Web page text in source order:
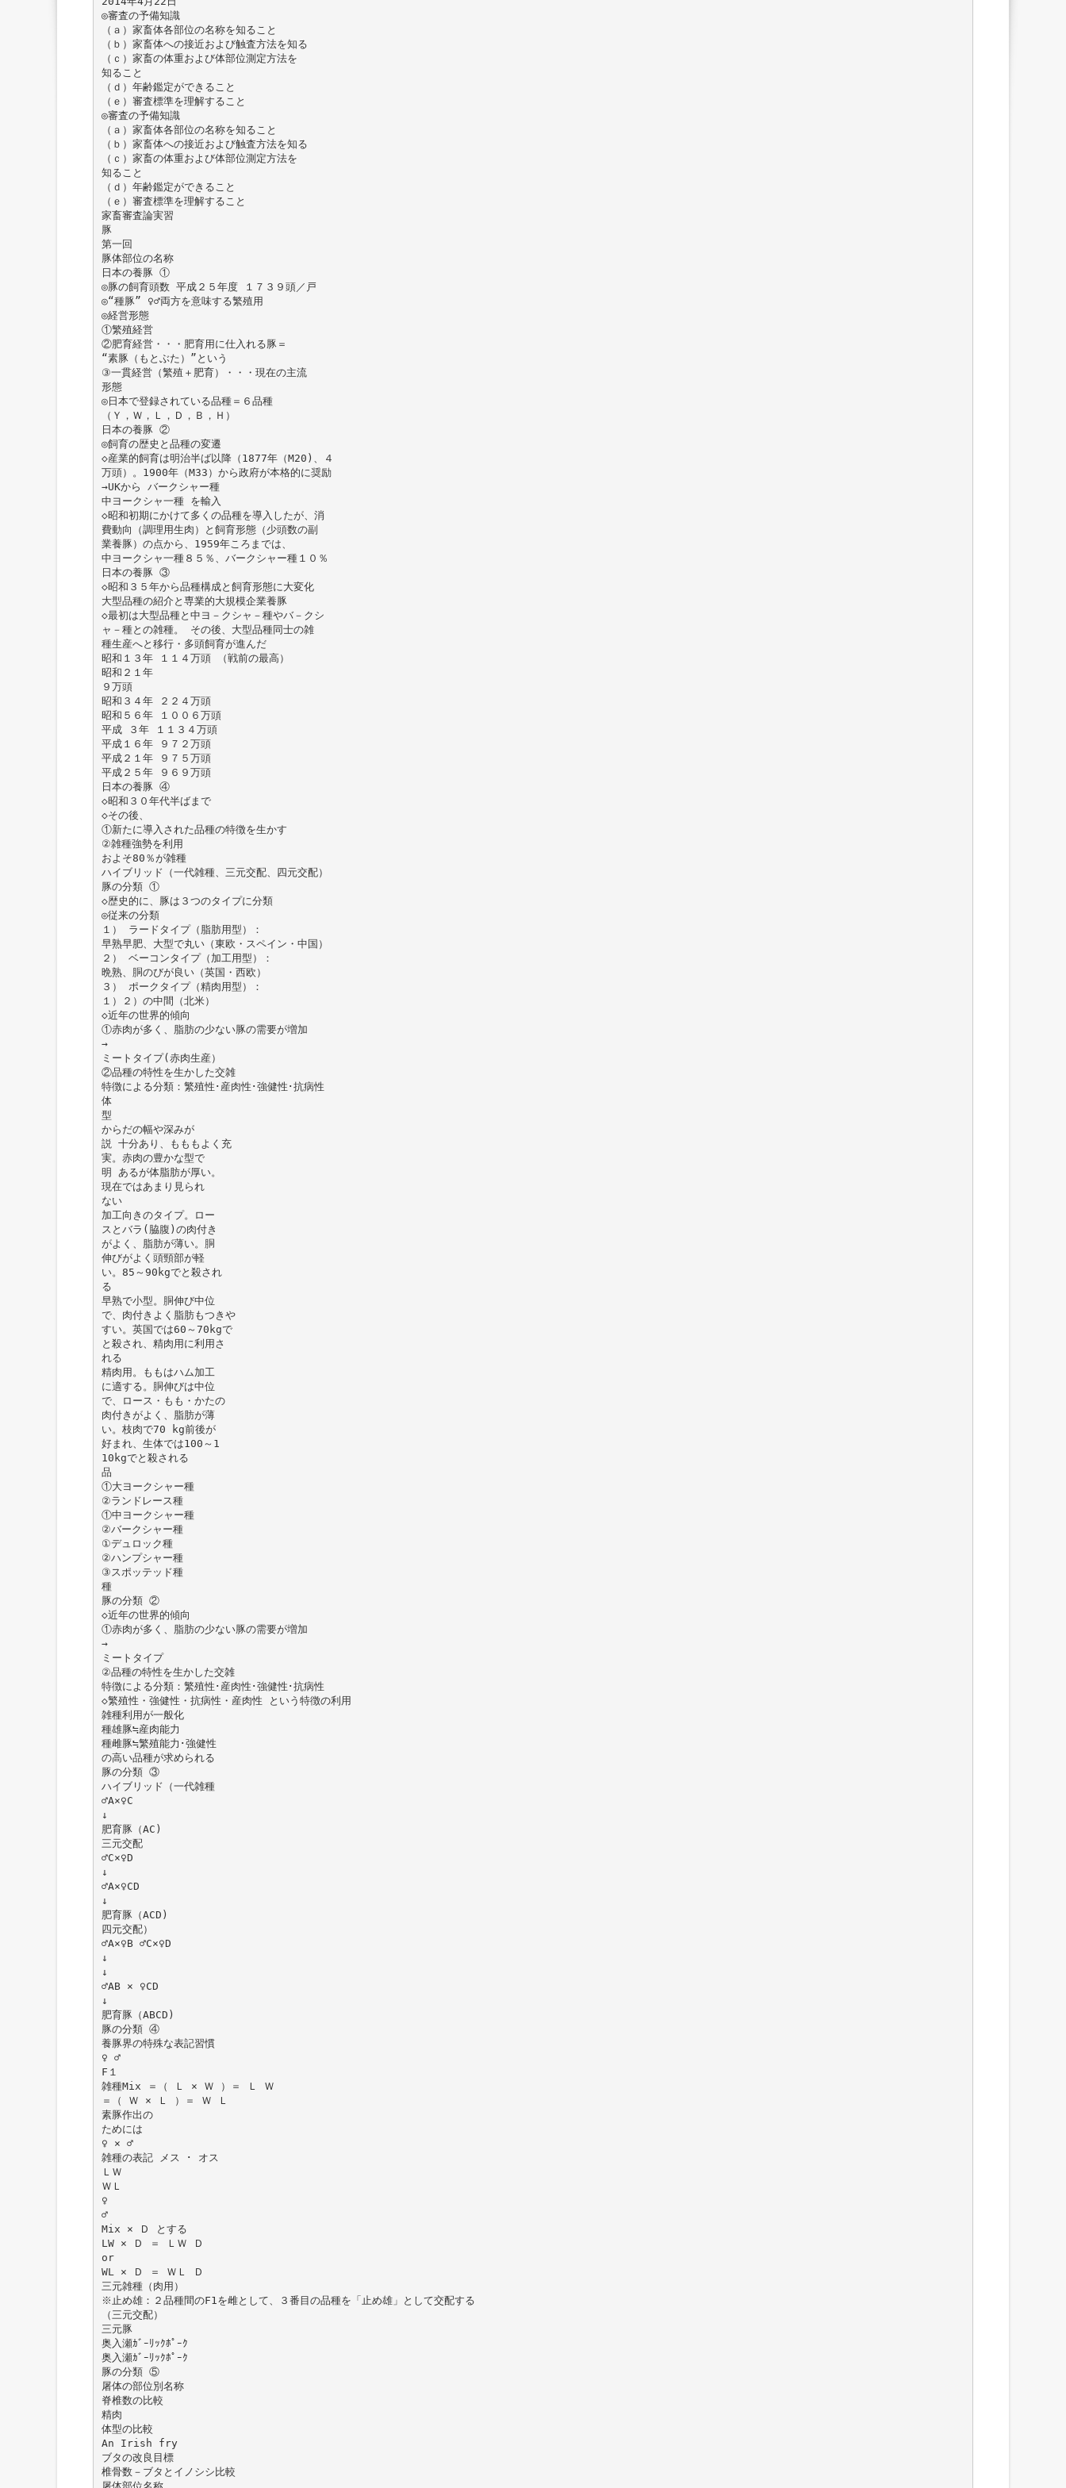
◎審査の予備知識
（ａ）家畜体各部位の名称を知ること
（ｂ）家畜体への接近および触査方法を知る
（ｃ）家畜の体重および体部位測定方法を
知ること
（ｄ）年齢鑑定ができること
（ｅ）審査標準を理解すること
◎審査の予備知識
（ａ）家畜体各部位の名称を知ること
（ｂ）家畜体への接近および触査方法を知る
（ｃ）家畜の体重および体部位測定方法を
知ること
（ｄ）年齢鑑定ができること
（ｅ）審査標準を理解すること
家畜審査論実習
豚
第一回
豚体部位の名称
日本の養豚 ①
◎豚の飼育頭数 平成２５年度 １７３９頭／戸
◎“種豚” ♀♂両方を意味する繁殖用
◎経営形態
①繁殖経営
②肥育経営・・・肥育用に仕入れる豚＝
“素豚（もとぶた）”という
③一貫経営（繁殖＋肥育）・・・現在の主流
形態
◎日本で登録されている品種＝６品種
（Ｙ，Ｗ，Ｌ，Ｄ，Ｂ，Ｈ）
日本の養豚 ②
◎飼育の歴史と品種の変遷
◇産業的飼育は明治半ば以降（1877年（M20)、４
万頭）。1900年（M33）から政府が本格的に奨励
→UKから バークシャー種
中ヨークシャ一種 を輸入
◇昭和初期にかけて多くの品種を導入したが、消
費動向（調理用生肉）と飼育形態（少頭数の副
業養豚）の点から、1959年ころまでは、
中ヨークシャ一種８５％、バークシャー種１０％
日本の養豚 ③
◇昭和３５年から品種構成と飼育形態に大変化
大型品種の紹介と専業的大規模企業養豚
◇最初は大型品種と中ヨ－クシャ－種やバ－クシ
ャ－種との雑種。 その後、大型品種同士の雑
種生産へと移行・多頭飼育が進んだ
昭和１３年 １１４万頭 （戦前の最高）
昭和２１年
９万頭
昭和３４年 ２２４万頭
昭和５６年 １００６万頭
平成 ３年 １１３４万頭
平成１６年 ９７２万頭
平成２１年 ９７５万頭
平成２５年 ９６９万頭
日本の養豚 ④
◇昭和３０年代半ばまで
◇その後、
①新たに導入された品種の特徴を生かす
②雑種強勢を利用
およそ80％が雑種
ハイブリッド（一代雑種、三元交配、四元交配）
豚の分類 ①
◇歴史的に、豚は３つのタイプに分類
◎従来の分類
１） ラードタイプ（脂肪用型）：
早熟早肥、大型で丸い（東欧・スペイン・中国）
２） ベーコンタイプ（加工用型）：
晩熟、胴のびが良い（英国・西欧）
３） ポークタイプ（精肉用型）：
１）２）の中間（北米）
◇近年の世界的傾向
①赤肉が多く、脂肪の少ない豚の需要が増加
→
ミートタイプ(赤肉生産）
②品種の特性を生かした交雑
特徴による分類：繁殖性･産肉性･強健性･抗病性
体
型
からだの幅や深みが
説 十分あり、もももよく充
実。赤肉の豊かな型で
明 あるが体脂肪が厚い。
現在ではあまり見られ
ない
加工向きのタイプ。ロー
スとバラ(脇腹)の肉付き
がよく、脂肪が薄い。胴
伸びがよく頭頸部が軽
い。85～90kgでと殺され
る
早熟で小型。胴伸び中位
で、肉付きよく脂肪もつきや
すい。英国では60～70kgで
と殺され、精肉用に利用さ
れる
精肉用。ももはハム加工
に適する。胴伸びは中位
で、ロース・もも・かたの
肉付きがよく、脂肪が薄
い。枝肉で70 kg前後が
好まれ、生体では100～1
10kgでと殺される
品
①大ヨークシャー種
②ランドレース種
①中ヨークシャー種
②バークシャー種
①デュロック種
②ハンプシャー種
③スポッテッド種
種
豚の分類 ②
◇近年の世界的傾向
①赤肉が多く、脂肪の少ない豚の需要が増加
→
ミートタイプ
②品種の特性を生かした交雑
特徴による分類：繁殖性･産肉性･強健性･抗病性
◇繁殖性・強健性・抗病性・産肉性 という特徴の利用
雑種利用が一般化
種雄豚≒産肉能力
種雌豚≒繁殖能力･強健性
の高い品種が求められる
豚の分類 ③
ハイブリッド（一代雑種
♂A×♀C
↓
肥育豚（AC)
三元交配
♂C×♀D
↓
♂A×♀CD
↓
肥育豚（ACD)
四元交配）
♂A×♀B ♂C×♀D
↓
↓
♂AB × ♀CD
↓
肥育豚（ABCD)
豚の分類 ④
養豚界の特殊な表記習慣
♀ ♂
F１
雑種Mix ＝（ Ｌ × Ｗ ）＝ Ｌ Ｗ
＝（ Ｗ × Ｌ ）＝ Ｗ Ｌ
素豚作出の
ためには
♀ × ♂
雑種の表記 メス ･ オス
ＬＷ
ＷＬ
♀
♂
Mix × Ｄ とする
LW × Ｄ ＝ ＬＷ Ｄ
or
WL × Ｄ ＝ ＷＬ Ｄ
三元雑種（肉用）
※止め雄：２品種間のF1を雌として、３番目の品種を「止め雄」として交配する
（三元交配）
三元豚
奥入瀬ｶﾞｰﾘｯｸﾎﾟｰｸ
奥入瀬ｶﾞｰﾘｯｸﾎﾟｰｸ
豚の分類 ⑤
屠体の部位別名称
脊椎数の比較
精肉
体型の比較
An Irish fry
ブタの改良目標
椎骨数－ブタとイノシシ比較
屠体部位名称